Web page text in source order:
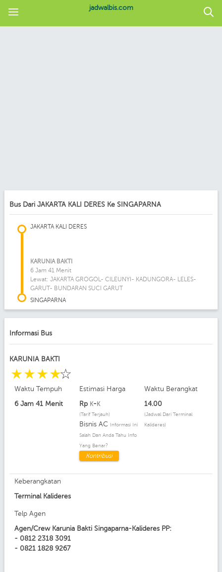
jadwalbis.com
Bus Dari JAKARTA KALI DERES Ke SINGAPARNA
JAKARTA KALI DERES
KARUNIA BAKTI
6 Jam 41 Menit
Lewat: JAKARTA GROGOL- CILEUNYI- KADUNGORA- LELES-
GARUT- BUNDARAN SUCI GARUT
SINGAPARNA
Informasi Bus
KARUNIA BAKTI
☆
☆
☆
☆
☆
Waktu Tempuh
6 Jam 41 Menit
Estimasi Harga
Rp K- K
(Tarif Terjauh)
Bisnis AC Informasi Ini
Salah Dan Anda Tahu Info
Yang Benar?
Kontribusi
Waktu Berangkat
14.00
(Jadwal Dari Terminal
Kalideres)
Keberangkatan
Terminal Kalideres
Telp Agen
Agen/Crew Karunia Bakti Singaparna-Kalideres PP:
- 0812 2318 3091
- 0821 1828 9267